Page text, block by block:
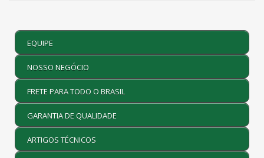
EQUIPE
NOSSO NEGÓCIO
FRETE PARA TODO O BRASIL
GARANTIA DE QUALIDADE
ARTIGOS TÉCNICOS